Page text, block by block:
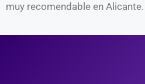
muy recomendable en Alicante.